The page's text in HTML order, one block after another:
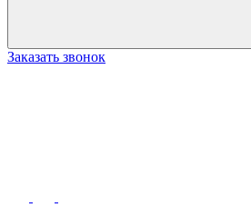
Заказать звонок